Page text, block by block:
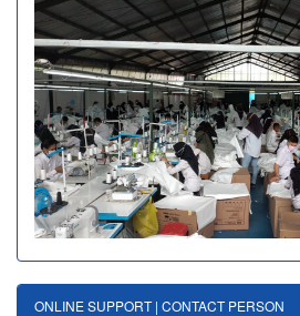
ONLINE SUPPORT | CONTACT PERSON